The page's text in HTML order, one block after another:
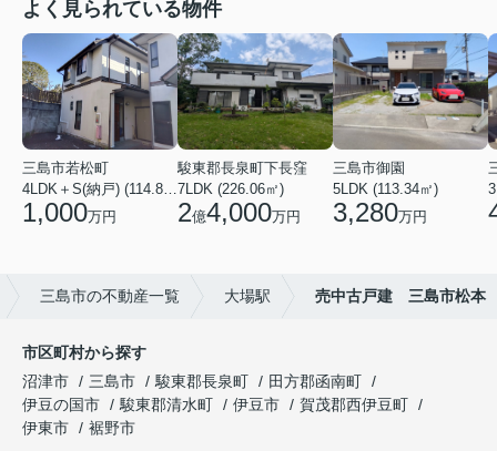
よく見られている物件
三島市若松町
1,000万円
駿東郡長泉町下長窪
7LDK (226.06㎡)
2億4,000万円
三島市御園
5LDK (113.34㎡)
3,280万円
三島市の不動産一覧 大場駅 売中古戸建 三島市松本
市区町村から探す
沼津市
三島市 駿東郡長泉町
田方郡函南町
伊豆の国市
駿東郡清水町 伊豆市
賀茂郡西伊豆町
伊東市
裾野市